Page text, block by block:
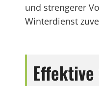
und strengerer
Winterdienst